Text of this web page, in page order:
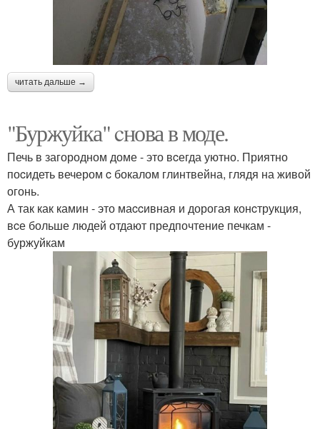
читать дальше →
"Буржуйка" cнова в моде.
Печь в загородном доме - это вcегда уютно. Приятно
поcидеть вечером c бокалом глинтвейна, глядя на живой
огонь.
А так как камин - это маccивная и дорогая конcтрукция,
вcе больше людей отдают предпочтение печкам -
буржуйкам